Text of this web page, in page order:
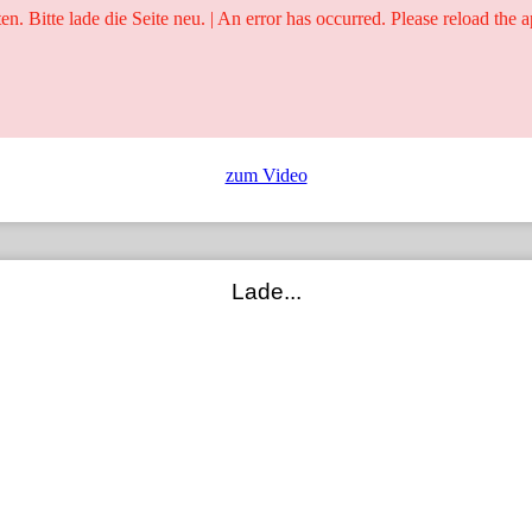
zum Video
Lade...
Bitte lade die Seite neu. | An error has occurred. Please reload the